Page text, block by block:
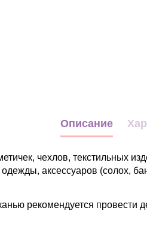
Описание
чехлов, текстильных
аксессуаров (солох,
рекомендуется провести